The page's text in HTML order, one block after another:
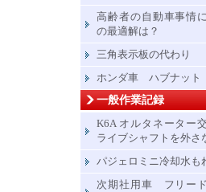
高齢者の自動車事情
の最適解は？
三角表示板の代わり
ホンダ車 ハブナット
一般作業記録
K6A オルタネーター
ライブシャフトを外さ
パジェロミニ冷却水も
次期社用車 フリ